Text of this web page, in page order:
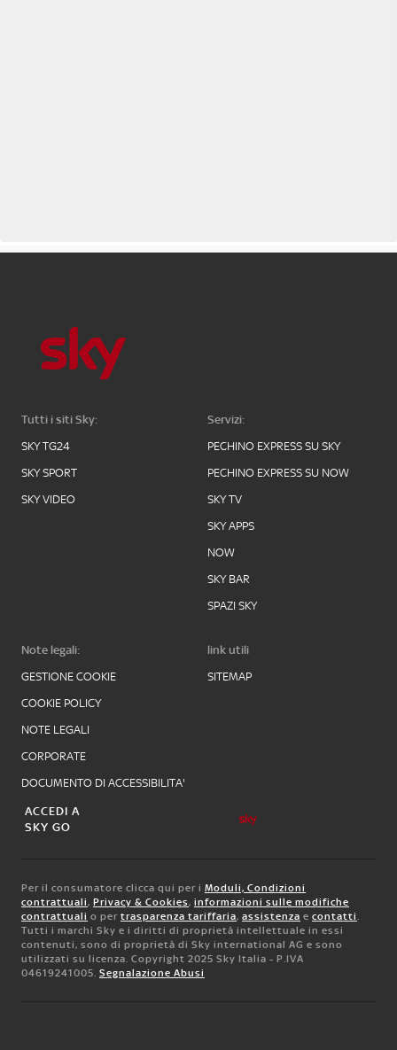
Tutti i siti Sky:
SKY TG24
SKY SPORT
SKY VIDEO
Servizi:
PECHINO EXPRESS SU SKY
PECHINO EXPRESS SU NOW
SKY TV
SKY APPS
NOW
SKY BAR
SPAZI SKY
Note legali:
GESTIONE COOKIE
COOKIE POLICY
NOTE LEGALI
CORPORATE
DOCUMENTO DI ACCESSIBILITA'
link utili
SITEMAP
ACCEDI A
SKY GO
Per il consumatore clicca qui per i Moduli, Condizioni
contrattuali, Privacy & Cookies, informazioni sulle modifiche
contrattuali o per trasparenza tariffaria, assistenza e contatti.
Tutti i marchi Sky e i diritti di proprietà intellettuale in essi
contenuti, sono di proprietà di Sky international AG e sono
utilizzati su licenza. Copyright 2025 Sky Italia - P.IVA
04619241005. Segnalazione Abusi